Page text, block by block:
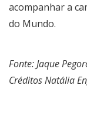
acompanhar a
do Mundo.
Fonte: Jaque
Créditos Natália